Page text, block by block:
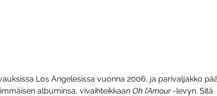
Los Angelesissa vuonna 2006, ja parivaljakko
albuminsa, vivaihteikkaan Oh l’Amour -levyn. Sitä